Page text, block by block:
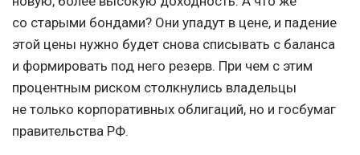
со старыми бондами? Они упадут в цене, и падение
этой цены нужно будет снова списывать с баланса
и формировать под него резерв. При чем с этим
процентным риском столкнулись владельцы
не только корпоративных облигаций, но и госбумаг
правительства РФ.